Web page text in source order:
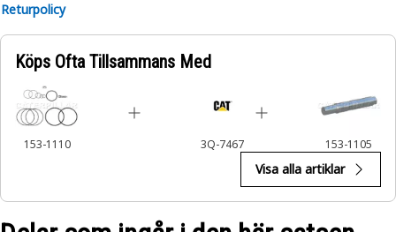
Returpolicy
Köps Ofta Tillsammans Med
153-1110 3Q-7467 153-1105
Visa alla artiklar